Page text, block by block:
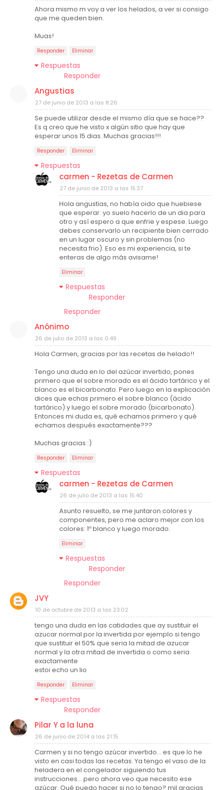
Ahora mismo m voy a ver los helados, a ver si consigo
que me queden bien.
Muas!
Responder Eliminar
Respuestas
Responder
Angustias
27 de junio de 2013 a las 8:26
Se puede utilizar desde el mismo día que se hace??
Es q creo que he visto x algún sitio que hay que
esperar unos 15 dias. Muchas gracias!!!
Responder Eliminar
Respuestas
carmen - Rezetas de Carmen
27 de junio de 2013 a las 15:37
Hola angustias, no había oido que huebiese
que esperar. yo suelo hacerlo de un dia para
otro y así espero a que enfrie y espese. Luego
debes conservarlo un recipiente bien cerrado
en un lugar oscuro y sin problemas (no
necesita frio). Eso es mi experiencia, si te
enteras de algo más avisame!
Eliminar
Respuestas
Responder
Responder
Anónimo
26 de julio de 2013 a las 0:49
Hola Carmen, gracias por las recetas de helado!!
Tengo una duda en lo del azúcar invertido, pones
primero que el sobre morado es el ácido tartárico y el
blanco es el bicarbonato. Pero luego en la explicación
dices que echas primero el sobre blanco (ácido
tartárico) y luego el sobre morado (bicarbonato).
Entonces mi duda es, qué echamos primero y qué
echamos después exactamente???
Muchas gracias :)
Responder Eliminar
Respuestas
carmen - Rezetas de Carmen
26 de julio de 2013 a las 15:40
Asunto resuelto, se me juntaron colores y
componentes, pero me aclaro mejor con los
colores: 1º blanco y luego morado.
Eliminar
Respuestas
Responder
Responder
JVY
10 de octubre de 2013 a las 23:02
tengo una duda en las catidades que ay sustituir el
azucar normal por la invertida por ejemplo si tengo
que sustituir el 50% que seria la mitad de azucar
normal y la otra mitad de invertida o como seria
exactamente
estoi echo un lio
Responder Eliminar
Respuestas
Responder
Pilar Y a la luna
26 de junio de 2014 a las 21:15
Carmen y si no tengo azúcar invertido... es que lo he
visto en casi todas las recetas. Ya tengo el vaso de la
heladera en el congelador siguiendo tus
instrucciones... pero ahora veo que necesito ese
azúcar. Qué puedo hacer si no lo tengo? mil gracias